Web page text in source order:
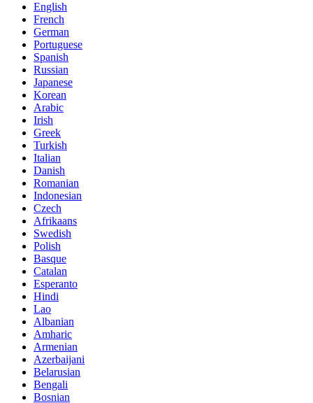
English
French
German
Portuguese
Spanish
Russian
Japanese
Korean
Arabic
Irish
Greek
Turkish
Italian
Danish
Romanian
Indonesian
Czech
Afrikaans
Swedish
Polish
Basque
Catalan
Esperanto
Hindi
Lao
Albanian
Amharic
Armenian
Azerbaijani
Belarusian
Bengali
Bosnian